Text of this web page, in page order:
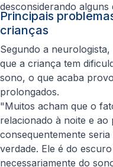
desconsiderando
Principais
crianças
Segundo a
que a criança tem
sono, o que acaba
prolongados.
"Muitos acham que o
relacionado à noite e
consequentemente
verdade. Ele é do
necessariamente do